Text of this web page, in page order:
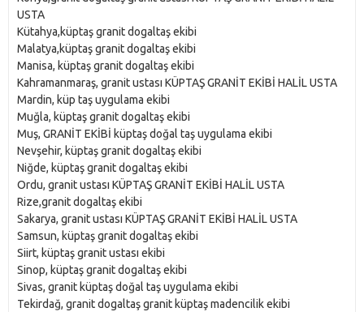
USTA
Kütahya,küptaş granit dogaltaş ekibi
Malatya,küptaş granit dogaltaş ekibi
Manisa, küptaş granit dogaltaş ekibi
Kahramanmaraş, granit ustası KÜPTAŞ GRANİT EKİBİ HALİL USTA
Mardin, küp taş uygulama ekibi
Muğla, küptaş granit dogaltaş ekibi
Muş, GRANİT EKİBİ küptaş doğal taş uygulama ekibi
Nevşehir, küptaş granit dogaltaş ekibi
Niğde, küptaş granit dogaltaş ekibi
Ordu, granit ustası KÜPTAŞ GRANİT EKİBİ HALİL USTA
Rize,granit dogaltaş ekibi
Sakarya, granit ustası KÜPTAŞ GRANİT EKİBİ HALİL USTA
Samsun, küptaş granit dogaltaş ekibi
Siirt, küptaş granit ustası ekibi
Sinop, küptaş granit dogaltaş ekibi
Sivas, granit küptaş doğal taş uygulama ekibi
Tekirdağ, granit dogaltaş granit küptaş madencilik ekibi